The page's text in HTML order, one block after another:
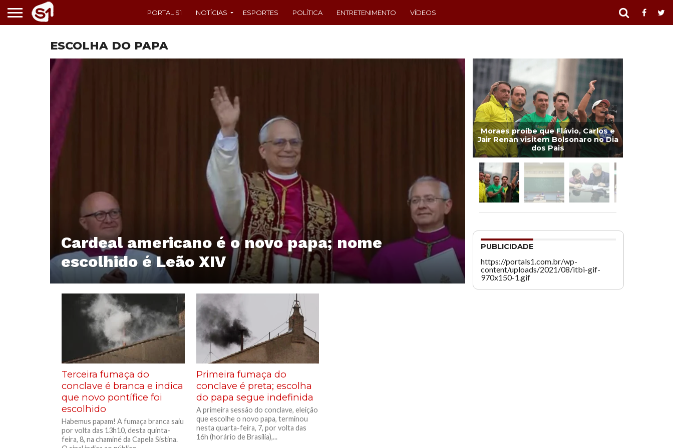
PORTAL S1 NOTÍCIAS ESPORTES POLÍTICA ENTRETENIMENTO VÍDEOS
ESCOLHA DO PAPA
Cardeal americano é o novo papa; nome
escolhido é Leão XIV
Terceira fumaça do
conclave é branca e indica
que novo pontífice foi
escolhido
Habemus papam! A fumaça branca saiu
por volta das 13h10, desta quinta-
feira, 8, na chaminé da Capela Sistina.
Primeira fumaça do
conclave é preta; escolha
do papa segue indefinida
A primeira sessão do conclave, eleição
que escolhe o novo papa, terminou
nesta quarta-feira, 7, por volta das
16h (horário de Brasília),...
Moraes proíbe que Flávio, Carlos e
Jair Renan visitem Bolsonaro no Dia
dos Pais
PUBLICIDADE
https://portals1.com.br/wp-
content/uploads/2021/08/itbi-gif-
970x150-1.gif